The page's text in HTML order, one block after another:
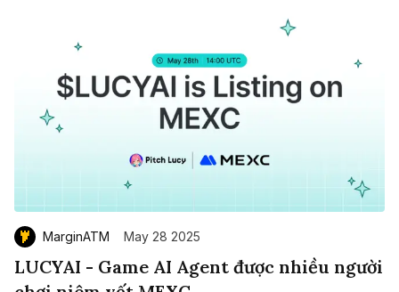
MarginATM May 28 2025
LUCYAI - Game AI Agent được nhiều người